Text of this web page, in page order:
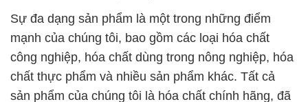
hóa chất thực phẩm chất lượng cao, hãy đặt niềm
tin vào Công Ty Hóa Chất Đắc Trường Phát. Chúng
tôi sẽ đồng hành cùng bạn để giúp cải thiện sự an
toàn và chất lượng cuộc sống thông qua nước sạch
và an toàn.